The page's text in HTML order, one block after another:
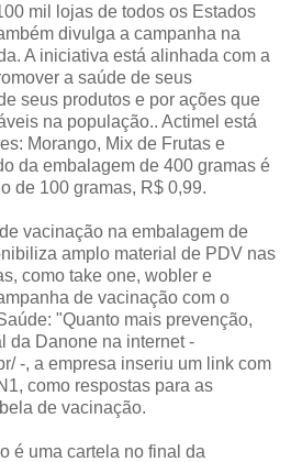
mil lojas de todos os Estados
divulga a campanha na
A iniciativa está alinhada com a
a saúde de seus
seus produtos e por ações que
na população.. Actimel está
Morango, Mix de Frutas e
da embalagem de 400 gramas é
de 100 gramas, R$ 0,99.
vacinação na embalagem de
amplo material de PDV nas
como take one, wobler e
de vacinação com o
"Quanto mais prevenção,
da Danone na internet -
-, a empresa inseriu um link com
como respostas para as
de vacinação.
é uma cartela no final da